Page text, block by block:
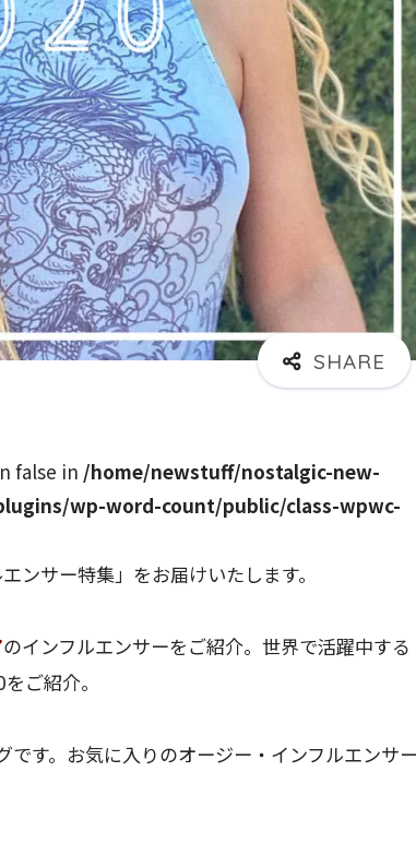
false in /home/newstuff/nostalgic-new-
wp-word-count/public/class-wpwc-
ンサー特集」をお届けいたします。
のインフルエンサーをご紹介。世界で活躍中する
ご紹介。
す。お気に入りのオージー・インフルエンサー